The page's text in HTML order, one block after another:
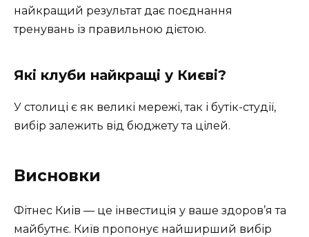
найкращий результат дає поєднання
тренувань із правильною дієтою.
Які клуби найкращі у Києві?
У столиці є як великі мережі, так і бутік-студії,
вибір залежить від бюджету та цілей.
Висновки
Фітнес Киів — це інвестиція у ваше здоров’я та
майбутнє. Київ пропонує найширший вибір